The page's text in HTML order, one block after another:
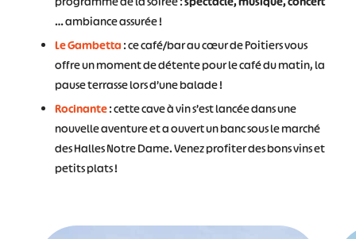
… ambiance assurée !
Le Gambetta : ce café/bar au cœur de Poitiers vous
offre un moment de détente pour le café du matin, la
pause terrasse lors d’une balade !
Rocinante: cette cave à vin s’est lancée dans une
nouvelle aventure et a ouvert un banc sous le marché
des Halles Notre Dame. Venez profiter des bons vins et
petits plats !